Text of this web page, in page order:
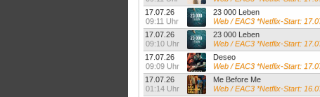
17.07.26
09:11 Uhr
23 000 Leben
Web / EAC3 *Netflix-Start:
17.07.26
09:10 Uhr
23 000 Leben
Web / EAC3 *Netflix-Start:
17.07.26
09:09 Uhr
Deseo
Web / EAC3 *Netflix-Start:
17.07.26
01:14 Uhr
Me Before Me
Web / EAC3 *Netflix-Start: